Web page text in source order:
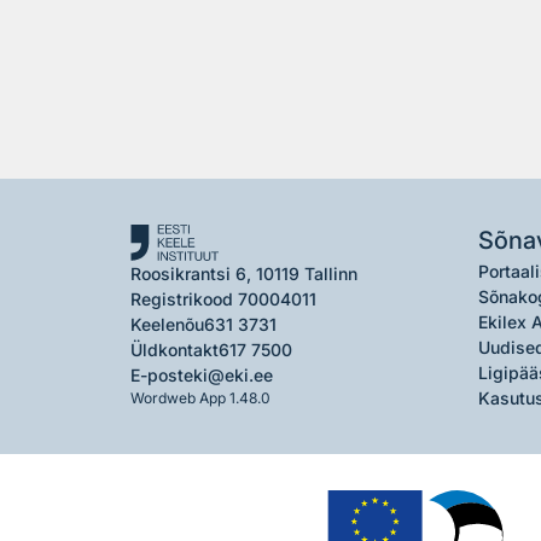
Roosikrantsi 6, 10119 Tallinn
Registrikood 70004011
Keelenõu631 3731
Üldkontakt617 7500
E-posteki@eki.ee
Wordweb App 1.48.0
Ekilex